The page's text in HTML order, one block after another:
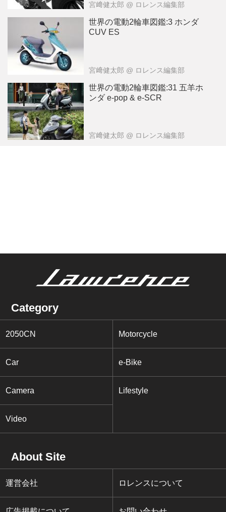
宮﨑健太郎 @ ロレンス編集部
世界の電動2輪車図鑑:3 ホンダ
CUV ES
宮﨑健太郎 @ ロレンス編集部
世界の電動2輪車図鑑:31 五羊ホ
ンダ e-pop & e-SCR
宮﨑健太郎 @ ロレンス編集部
Category
2050CN Motorcycle
Car e-Bike
Camera Lifestyle
Video
About Site
運営会社 ロレンスについて